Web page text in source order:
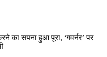
का सपना हुआ पूरा, ‘गवर्नर’ पर